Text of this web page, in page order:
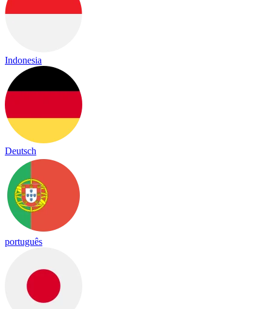
Indonesia
Deutsch
português